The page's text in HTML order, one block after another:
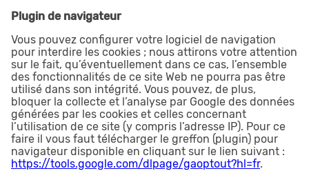
Plugin de navigateur
Vous pouvez configurer votre logiciel de navigation
pour interdire les cookies ; nous attirons votre attention
sur le fait, qu’éventuellement dans ce cas, l’ensemble
des fonctionnalités de ce site Web ne pourra pas être
utilisé dans son intégrité. Vous pouvez, de plus,
bloquer la collecte et l’analyse par Google des données
générées par les cookies et celles concernant
l’utilisation de ce site (y compris l’adresse IP). Pour ce
faire il vous faut télécharger le greffon (plugin) pour
navigateur disponible en cliquant sur le lien suivant :
https://tools.google.com/dlpage/gaoptout?hl=fr.